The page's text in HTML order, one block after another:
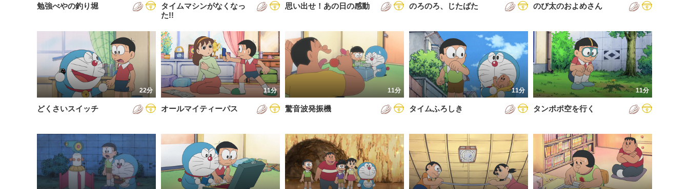
あいうえお順(降順)
動画が長い順
動画が短い順
2009年
2010年
2011年
2012年
2013年
2015年
2016年
2017年
勉強べやの釣り堀
タイムマシンがなくなっ
た!!
思い出せ！あの日の感動 のろのろ、じたばた のび太のおよめさん
22分
どくさいスイッチ
11分
オールマイティーパス
11分
驚音波発振機
11分
タイムふろしき
11分
タンポポ空を行く